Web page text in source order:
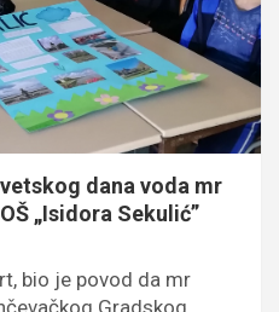
dana voda mr
„Isidora Sekulić”
bio je povod da mr
Gradskog